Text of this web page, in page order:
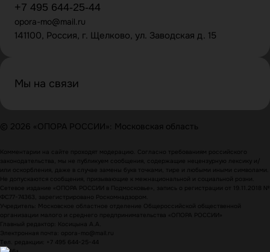
+7 495 644-25-44
opora-mo@mail.ru
141100, Россия, г. Щелково, ул. Заводская д. 15
Мы на связи
© 2026 «ОПОРА РОССИИ»: Московская область
Комментарии на сайте проходят модерацию. Согласно требованиям российского
законодательства, мы не публикуем сообщения, содержащие нецензурную лексику и/
или оскорбления, даже в случае замены букв точками, тире и любыми иными символами.
Не допускаются сообщения, призывающие к межнациональной и социальной розни.
Сетевое издание «ОПОРА РОССИИ в Подмосковье», запись о регистрации от 19.11.2018 №
ФС77-74363, зарегистрировано Роскомнадзором.
Учредитель: Московское областное отделение Общероссийской общественной
организации малого и среднего предпринимательства «ОПОРА РОССИИ»
Главный редактор: Косицына А.А.
Электронная почта: opora-mo@mail.ru
Тел. редакции: +7 495 644-25-44